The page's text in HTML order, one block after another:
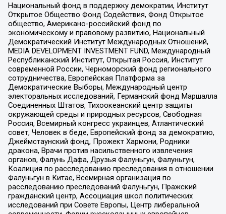
Национальный фонд в поддержку демократии, Институт
Открытое Общество Фонд Содействия, Фонд Открытое
общество, Американо-российский фонд по
экономическому и правовому развитию, Национальный
Демократический Институт Международных Отношений,
MEDIA DEVELOPMENT INVESTMENT FUND, Международный
Республиканский Институт, Открытая Россия, Институт
современной России, Черноморский фонд регионального
сотрудничества, Европейская Платформа за
Демократические Выборы, Международный центр
электоральных исследований, Германский фонд Маршалла
Соединенных Штатов, Тихоокеанский центр защиты
окружающей среды и природных ресурсов, Свободная
Россия, Всемирный конгресс украинцев, Атлантический
совет, Человек в беде, Европейский фонд за демократию,
Джеймстаунский фонд, Прожект Хармони, Родники
дракона, Врачи против насильственного извлечения
органов, Фалунь Дафа, Друзья Фалуньгун, Фалуньгун,
Коалиция по расследованию преследования в отношении
Фалуньгун в Китае, Всемирная организация по
расследованию преследований Фалуньгун, Пражский
гражданский центр, Ассоциация школ политических
исследований при Совете Европы, Центр либеральной